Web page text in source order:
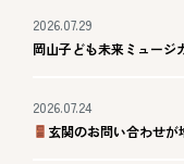
2026.07.29
岡山子ども未来ミュージ
2026.07.24
玄関のお問い合わせが